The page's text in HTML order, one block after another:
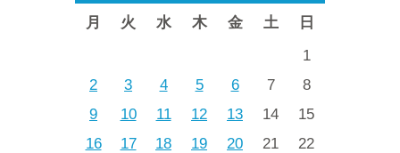
月
火 水 木 金 土 日
1
2
3 4 5 6 7
8
9
10 11 12 13 14
15
16
17 18 19 20 21
22